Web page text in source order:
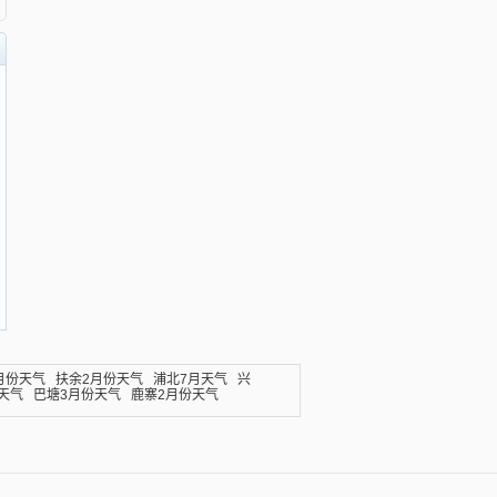
份天气 扶余2月份天气 浦北7月天气
兴
气 巴塘3月份天气 鹿寨2月份天气